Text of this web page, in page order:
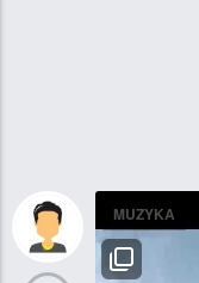
MUZYKA